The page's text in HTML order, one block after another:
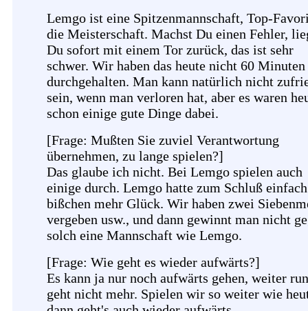
Lemgo ist eine Spitzenmannschaft, Top-
die Meisterschaft. Machst Du einen Fehler,
Du sofort mit einem Tor zurück, das ist sehr
schwer. Wir haben das heute nicht 60 Minuten
durchgehalten. Man kann natürlich nicht
sein, wenn man verloren hat, aber es waren
schon einige gute Dinge dabei.
[Frage: Mußten Sie zuviel Verantwortung
übernehmen, zu lange spielen?]
Das glaube ich nicht. Bei Lemgo spielen auch
einige durch. Lemgo hatte zum Schluß
bißchen mehr Glück. Wir haben zwei
vergeben usw., und dann gewinnt man nicht
solch eine Mannschaft wie Lemgo.
[Frage: Wie geht es wieder aufwärts?]
Es kann ja nur noch aufwärts gehen, weiter
geht nicht mehr. Spielen wir so weiter wie